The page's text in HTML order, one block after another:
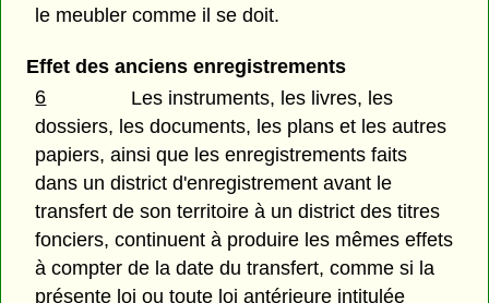
le meubler comme il se doit.
Effet des anciens enregistrements
6
Les instruments, les livres, les
dossiers, les documents, les plans et les autres
papiers, ainsi que les enregistrements faits
dans un district d'enregistrement avant le
transfert de son territoire à un district des titres
fonciers, continuent à produire les mêmes effets
à compter de la date du transfert, comme si la
présente loi ou toute loi antérieure intitulée